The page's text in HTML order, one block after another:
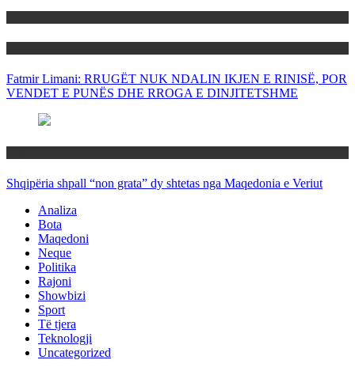
Fatmir Limani: RRUGËT NUK NDALIN IKJEN E RINISË, POR
VENDET E PUNËS DHE RROGA E DINJITETSHME
Shqipëria shpall “non grata” dy shtetas nga Maqedonia e Veriut
Analiza
Bota
Maqedoni
Neque
Politika
Rajoni
Showbizi
Sport
Të tjera
Teknologji
Uncategorized